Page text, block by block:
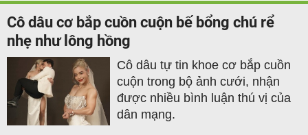
Cô dâu cơ bắp cuồn cuộn bế bổng chú rể
nhẹ như lông hồng
Cô dâu tự tin khoe cơ bắp cuồn
cuộn trong bộ ảnh cưới, nhận
được nhiều bình luận thú vị của
dân mạng.